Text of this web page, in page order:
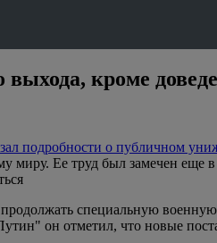
выхода, кроме
подробности о публичном
миру. Ее труд был замечен
специальную
он отметил, что новые